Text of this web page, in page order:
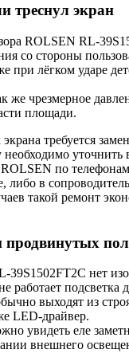
треснул экран
ROLSEN RL-
со стороны
при лёгком ударе
же чрезмерное
площади.
требуется
необходимо
по
либо в
такой ремонт
продвинутых
39S1502FT2C нет
работает
выходят из
LED-драйвер.
увидеть еле
внешнего